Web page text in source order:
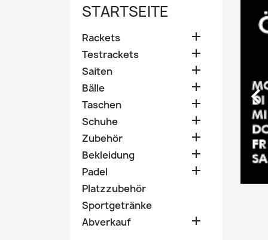
STARTSEITE
Rackets 
Testrackets 
Saiten 
Bälle 
Taschen 
Schuhe 
Zubehör 
Bekleidung 
Padel 
Platzzubehör
Sportgetränke
Abverkauf
